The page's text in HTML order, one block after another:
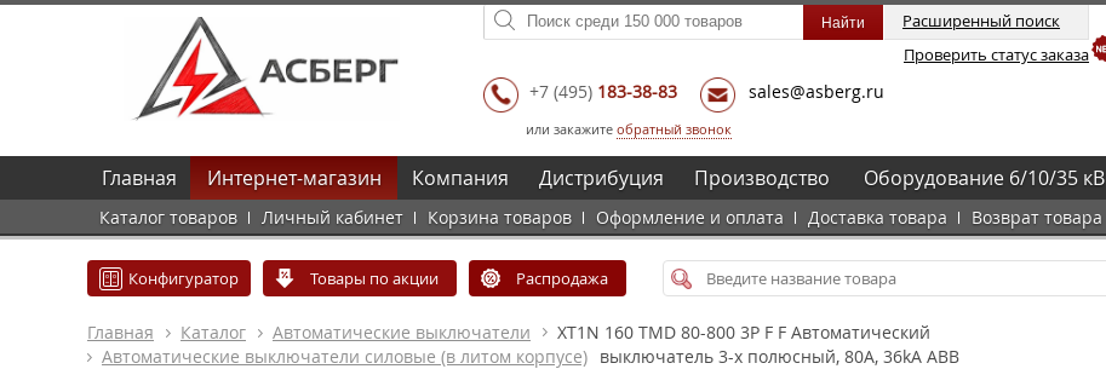
Расширенный поиск
Проверить статус заказа
+7 (495) 183-38-83 sales@asberg.ru
или закажите обратный звонок
Главная Интернет-магазин
Каталог товаров Личный кабинет Корзина товаров Оформление и оплата Доставка товара Возврат товара
Компания Дистрибуция Производство Оборудование 6/10/35 кВ
Конфигуратор Товары по акции Распродажа
Главная Каталог
Автоматические выключатели
Автоматические выключатели силовые (в литом корпусе)
XT1N 160 TMD 80-800 3P F F Автоматический
выключатель 3-х полюсный, 80А, 36kA ABB